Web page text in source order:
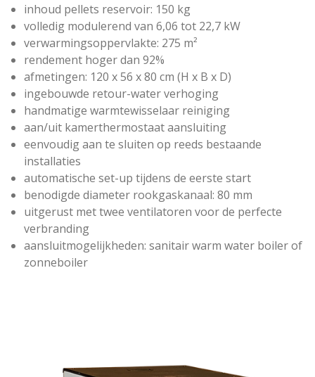
inhoud pellets reservoir: 150 kg
volledig modulerend van 6,06 tot 22,7 kW
verwarmingsoppervlakte: 275 m²
rendement hoger dan 92%
afmetingen: 120 x 56 x 80 cm (H x B x D)
ingebouwde retour-water verhoging
handmatige warmtewisselaar reiniging
aan/uit kamerthermostaat aansluiting
eenvoudig aan te sluiten op reeds bestaande
installaties
automatische set-up tijdens de eerste start
benodigde diameter rookgaskanaal: 80 mm
uitgerust met twee ventilatoren voor de perfecte
verbranding
aansluitmogelijkheden: sanitair warm water boiler of
zonneboiler